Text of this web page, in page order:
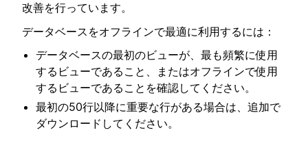
改善を行っています。
データベースをオフラインで最適に利用するには：
データベースの最初のビューが、最も頻繁に使用
するビューであること、またはオフラインで使用
するビューであることを確認してください。
最初の50行以降に重要な行がある場合は、追加で
ダウンロードしてください。